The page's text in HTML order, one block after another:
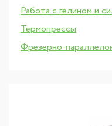
Работа с гелином и
Термопрессы
Фрезерно-